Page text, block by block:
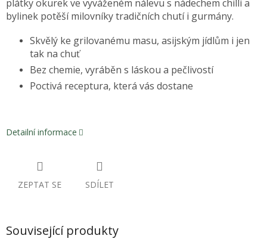
plátky okurek ve vyváženém nálevu s nádechem chilli a
bylinek potěší milovníky tradičních chutí i gurmány.
Skvělý ke grilovanému masu, asijským jídlům i jen
tak na chuť
Bez chemie, vyráběn s láskou a pečlivostí
Poctivá receptura, která vás dostane
Detailní informace
ZEPTAT SE SDÍLET
Související produkty